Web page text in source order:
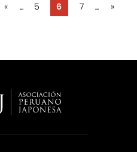
« ... 5 6 7 ... »